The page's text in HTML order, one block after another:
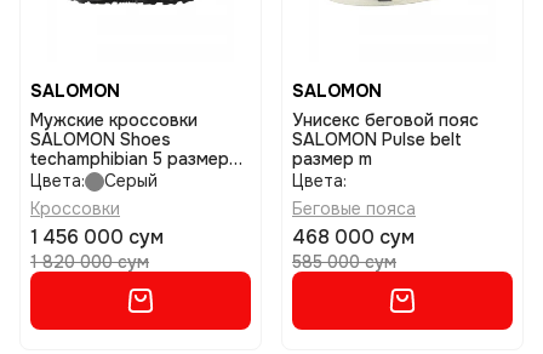
SALOMON
Мужские кроссовки
SALOMON Shoes
techamphibian 5 размер
8,5
Цвета:
Серый
Кроссовки
1 456 000 сум
1 820 000 сум
SALOMON
Унисекс беговой пояс
SALOMON Pulse belt
размер m
Цвета:
Беговые пояса
468 000 сум
585 000 сум